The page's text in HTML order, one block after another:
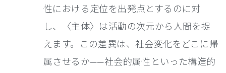
性における定位を出発点とするのに対
し、〈主体〉は活動の次元から人間を捉
えます。この差異は、社会変化をどこに帰
属させるか——社会的属性といった構造的